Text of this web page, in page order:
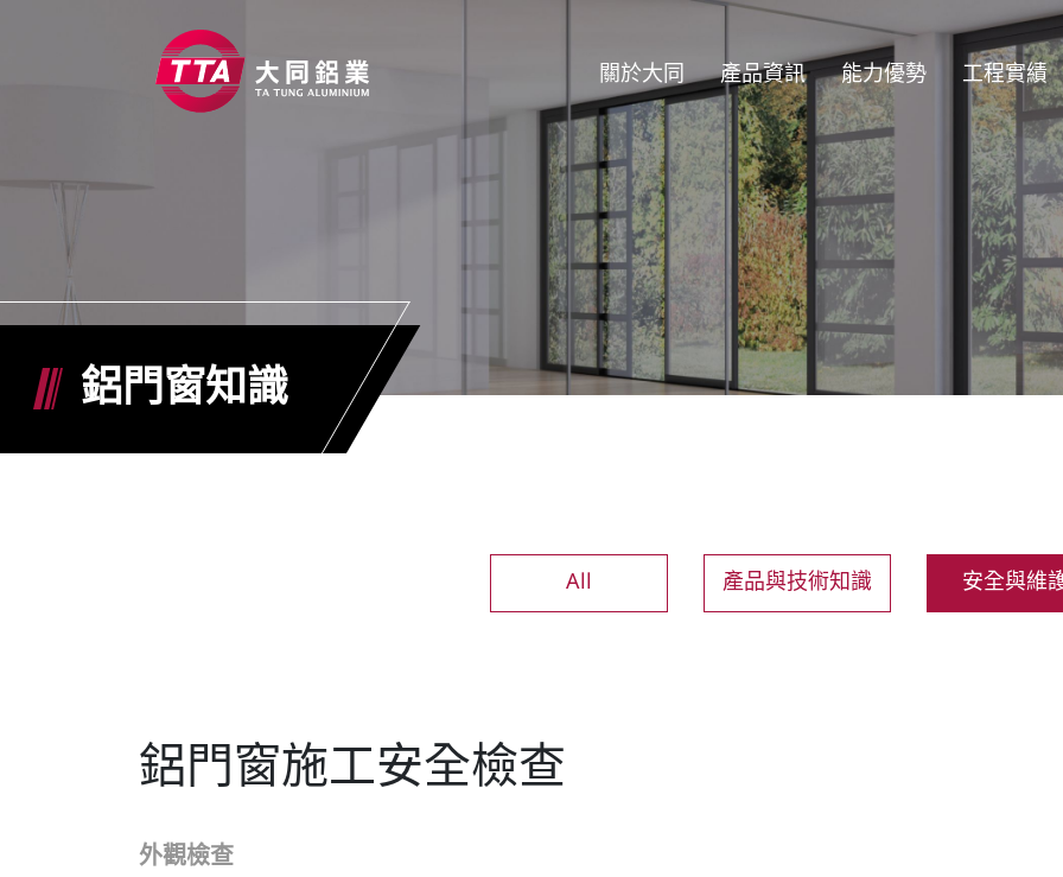
產品資訊
能力優勢
工程實績
關於大同 產品資訊 能力優勢 工程實績
鋁門窗知識
All 產品與技術知識 安全與維
鋁門窗施工安全檢查
外觀檢查